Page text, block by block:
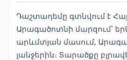
Դաշտադեմը գտնվում է
Արագածոտնի մարզում՝
արևմտյան մասում,
լանջերին։ Տարածքը